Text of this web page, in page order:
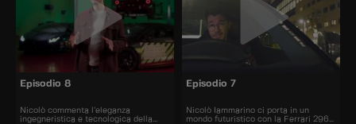
Episodio 8
Nicolò commenta l’eleganza
ingegneristica e tecnologica della
Episodio 7
Nicolò Iammarino ci porta in un
mondo futuristico con la Ferrari 296